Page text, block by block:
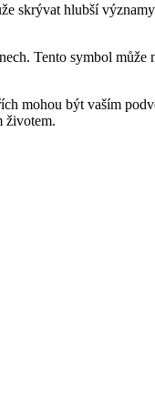
skrývat hlubší
Tento symbol může
mohou být vaším
životem.